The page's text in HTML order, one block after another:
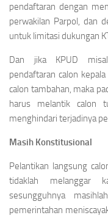
pendaftaran dengan
perwakilan Parpol, dan
untuk limitasi dukungan
Dan jika KPUD
pendaftaran calon
calon tambahan, maka
harus melantik calon
menghindari terjadinya
Masih Konstitusional
Pelantikan langsung
tidaklah melanggar
sesungguhnya
pemerintahan